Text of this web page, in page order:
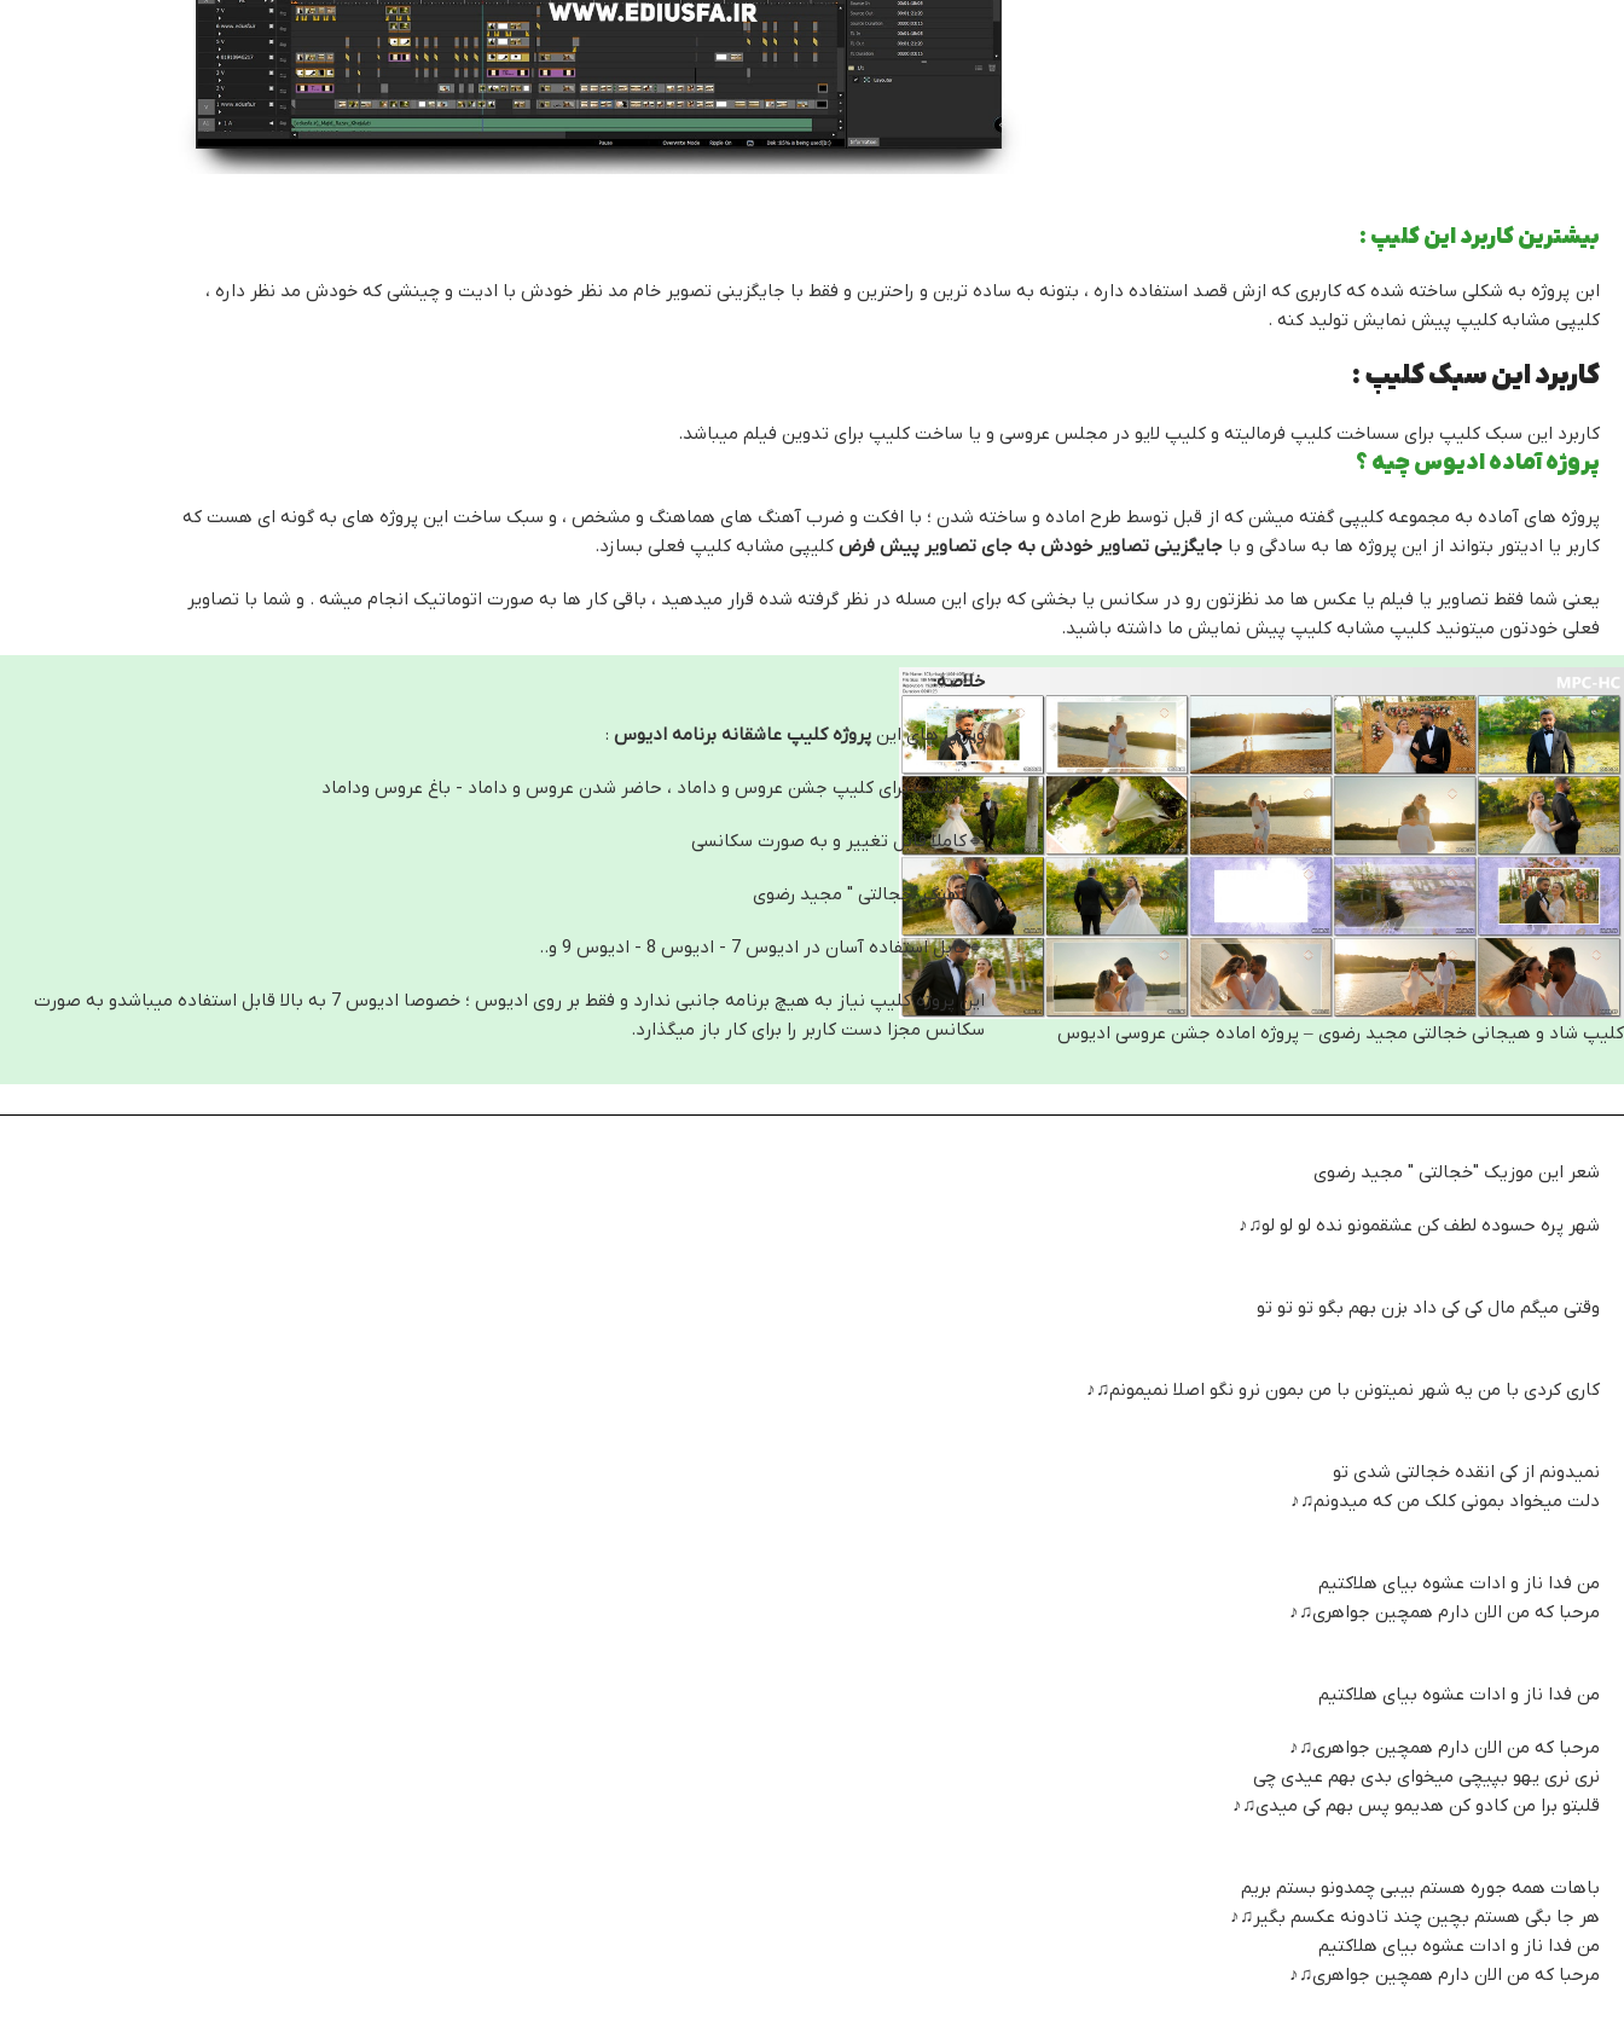
بیشترین کاربرد این کلیپ :
ابن پروژه به شکلی ساخته شده که کاربری که ازش قصد استفاده داره ، بتونه به ساده ترین و راحترین و فقط با جایگزینی تصویر خام مد نظر خودش با ادیت و چینشی که خودش مد نظر داره ،
کلیپی مشابه کلیپ پیش نمایش تولید کنه .
کاربرد این سبک کلیپ :
کاربرد این سبک کلیپ برای سساخت کلیپ فرمالیته و کلیپ لایو در مجلس عروسی و یا ساخت کلیپ برای تدوین فیلم میباشد.
پروژه آماده ادیوس چیه ؟
پروژه های آماده به مجموعه کلیپی گفته میشن که از قبل توسط طرح اماده و ساخته شدن ؛ با افکت و ضرب آهنگ های هماهنگ و مشخص ، و سبک ساخت این پروژه های به گونه ای هست که
کاربر یا ادیتور بتواند از این پروژه ها به سادگی و با جایگزینی تصاویر خودش به جای تصاویر پیش فرض کلیپی مشابه کلیپ فعلی بسازد.
یعنی شما فقط تصاویر یا فیلم یا عکس ها مد نظزتون رو در سکانس یا بخشی که برای این مسله در نظر گرفته شده قرار میدهید ، باقی کار ها به صورت اتوماتیک انجام میشه . و شما با تصاویر
فعلی خودتون میتونید کلیپ مشابه کلیپ پیش نمایش ما داشته باشید.
کلیپ شاد و هیجانی خجالتی مجید رضوی – پروژه اماده جشن عروسی ادیوس
خلاصه:
ویژگی های این پروژه کلیپ عاشقانه برنامه ادیوس :
🔸مناسب برای کلیپ جشن عروس و داماد ، حاضر شدن عروس و داماد - باغ عروس وداماد
🔸کاملا قابل تغییر و به صورت سکانسی
🔸آهنگ "خجالتی " مجید رضوی
🔸قابل استفاده آسان در ادیوس 7 - ادیوس 8 - ادیوس 9 و..
این پروژه کلیپ نیاز به هیچ برنامه جانبی ندارد و فقط بر روی ادیوس ؛ خصوصا ادیوس 7 به بالا قابل استفاده میباشدو به صورت
سکانس مجزا دست کاربر را برای کار باز میگذارد.
شعر این موزیک "خجالتی " مجید رضوی
شهر پره حسوده لطف کن عشقمونو نده لو لو لو♫♪
وقتی میگم مال کی کی داد بزن بهم بگو تو تو تو
کاری کردی با من یه شهر نمیتونن با من بمون نرو نگو اصلا نمیمونم♫♪
نمیدونم از کی انقده خجالتی شدی تو
دلت میخواد بمونی کلک من که میدونم♫♪
من فدا ناز و ادات عشوه بیای هلاکتیم
مرحبا که من الان دارم همچین جواهری♫♪
من فدا ناز و ادات عشوه بیای هلاکتیم
مرحبا که من الان دارم همچین جواهری♫♪
نری نری یهو بپیچی میخوای بدی بهم عیدی چی
قلبتو برا من کادو کن هدیمو پس بهم کی میدی♫♪
باهات همه جوره هستم بیبی چمدونو بستم بریم
هر جا بگی هستم بچین چند تادونه عکسم بگیر ♫♪
من فدا ناز و ادات عشوه بیای هلاکتیم
مرحبا که من الان دارم همچین جواهری♫♪